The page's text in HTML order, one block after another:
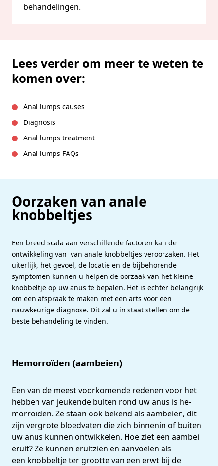
behandelingen.
Lees verder om meer te weten te
komen over:
Anal lumps causes
Diagnosis
Anal lumps treatment
Anal lumps FAQs
Oorzaken van anale
knobbeltjes
Een breed scala aan verschillende factoren kan de
ontwikkeling van van anale knobbeltjes veroorzaken. Het
uiterlijk, het gevoel, de locatie en de bijbehorende
symptomen kunnen u helpen de oorzaak van het kleine
knobbeltje op uw anus te bepalen. Het is echter belangrijk
om een afspraak te maken met een arts voor een
nauwkeurige diagnose. Dit zal u in staat stellen om de
beste behandeling te vinden.
He­mor­roïden (aambeien)
Een van de meest voorkomende redenen voor het
hebben van jeukende bulten rond uw anus is he­
mor­roïden. Ze staan ook bekend als aambeien, dit
zijn vergrote bloedvaten die zich binnenin of buiten
uw anus kunnen ontwikkelen. Hoe ziet een aambei
eruit? Ze kunnen eruitzien en aanvoelen als
een knobbeltje ter grootte van een erwt bij de